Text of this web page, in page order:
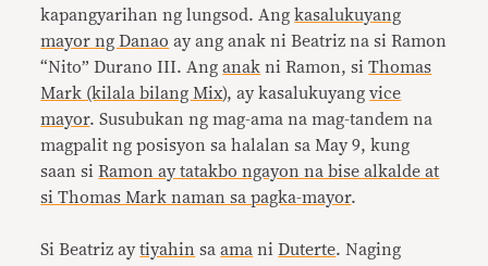
kapangyarihan ng lungsod. Ang kasalukuyang
mayor ng Danao ay ang anak ni Beatriz na si Ramon
“Nito” Durano III. Anganak ni Ramon, siThomas
Mark (kilala bilang Mix), ay kasalukuyangvice
mayor. Susubukan ng mag-ama na mag-tandem na
magpalit ng posisyon sa halalan sa May 9, kung
saan siRamon ay tatakbo ngayon na bise alkalde at
si Thomas Mark naman sa pagka-mayor.
Si Beatriz aytiyahin saama niDuterte. Naging